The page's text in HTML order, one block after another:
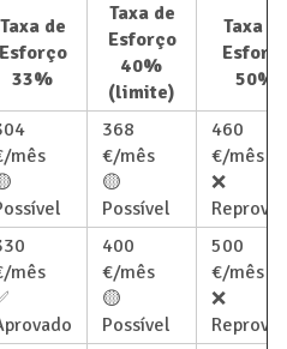
Taxa de
Esforço
33%
Taxa de
Esforço
40%
(limite)
Taxa
50%
mês
368
€/mês
🟡
Possível
460
€/mês
❌
mês
400
€/mês
🟡
Possível
500
€/mês
❌